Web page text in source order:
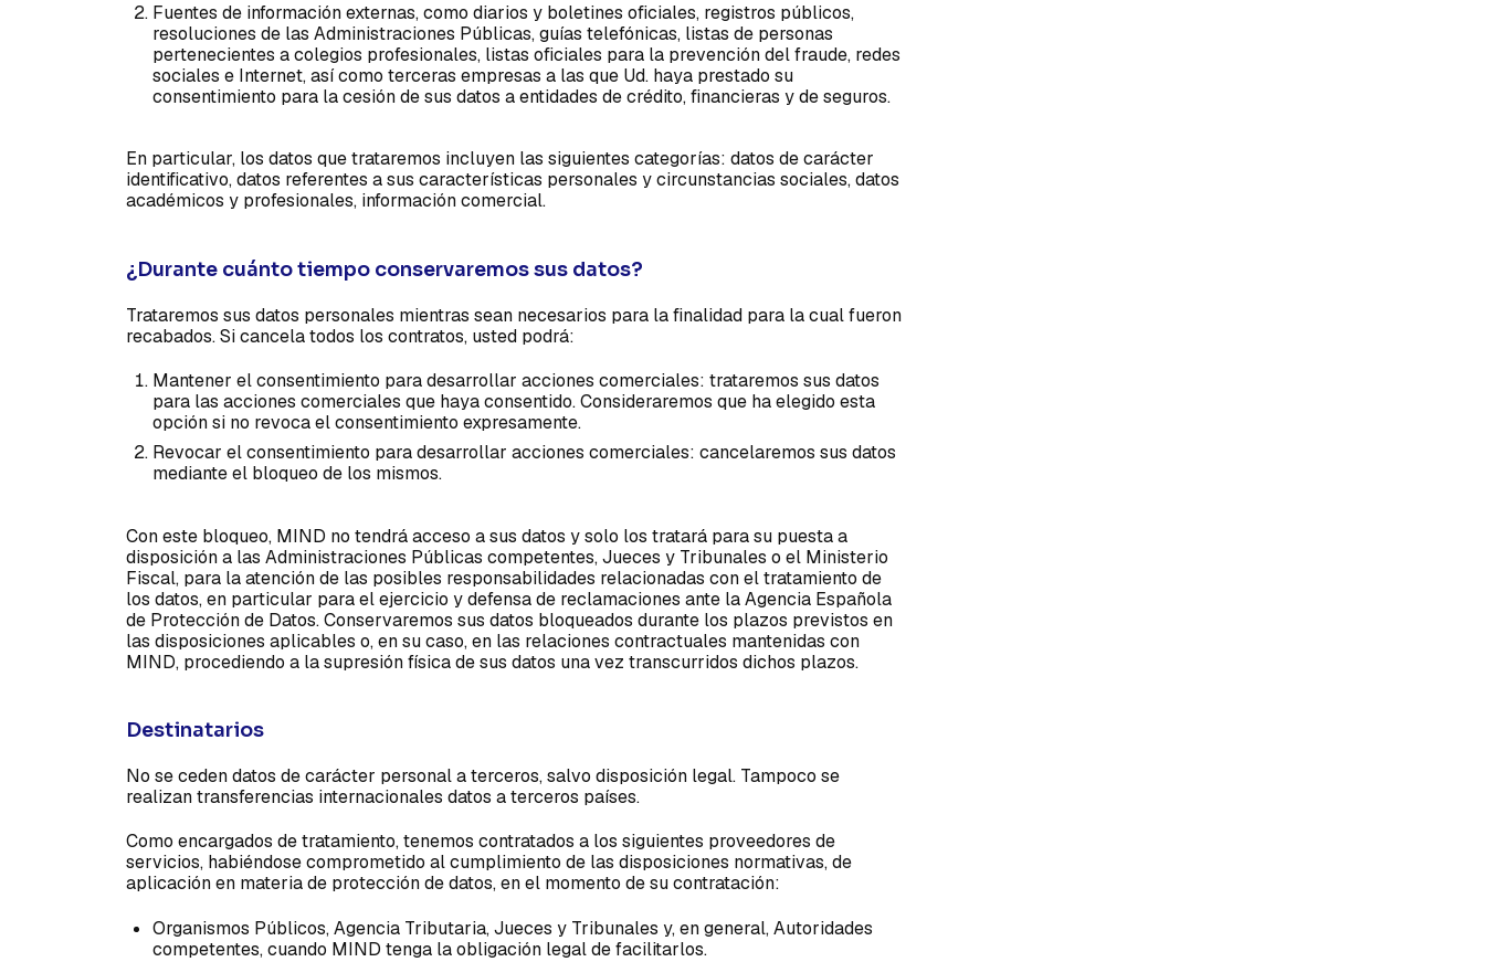
Fuentes de información externas, como diarios y boletines oficiales, registros públicos,
resoluciones de las Administraciones Públicas, guías telefónicas, listas de personas
pertenecientes a colegios profesionales, listas oficiales para la prevención del fraude, redes
sociales e Internet, así como terceras empresas a las que Ud. haya prestado su
consentimiento para la cesión de sus datos a entidades de crédito, financieras y de seguros.
En particular, los datos que trataremos incluyen las siguientes categorías: datos de carácter
identificativo, datos referentes a sus características personales y circunstancias sociales, datos
académicos y profesionales, información comercial.
¿Durante cuánto tiempo conservaremos sus datos?
Trataremos sus datos personales mientras sean necesarios para la finalidad para la cual fueron
recabados. Si cancela todos los contratos, usted podrá:
Mantener el consentimiento para desarrollar acciones comerciales: trataremos sus datos
para las acciones comerciales que haya consentido. Consideraremos que ha elegido esta
opción si no revoca el consentimiento expresamente.
Revocar el consentimiento para desarrollar acciones comerciales: cancelaremos sus datos
mediante el bloqueo de los mismos.
Con este bloqueo, MIND no tendrá acceso a sus datos y solo los tratará para su puesta a
disposición a las Administraciones Públicas competentes, Jueces y Tribunales o el Ministerio
Fiscal, para la atención de las posibles responsabilidades relacionadas con el tratamiento de
los datos, en particular para el ejercicio y defensa de reclamaciones ante la Agencia Española
de Protección de Datos. Conservaremos sus datos bloqueados durante los plazos previstos en
las disposiciones aplicables o, en su caso, en las relaciones contractuales mantenidas con
MIND, procediendo a la supresión física de sus datos una vez transcurridos dichos plazos.
Destinatarios
No se ceden datos de carácter personal a terceros, salvo disposición legal. Tampoco se
realizan transferencias internacionales datos a terceros países.
Como encargados de tratamiento, tenemos contratados a los siguientes proveedores de
servicios, habiéndose comprometido al cumplimiento de las disposiciones normativas, de
aplicación en materia de protección de datos, en el momento de su contratación:
Organismos Públicos, Agencia Tributaria, Jueces y Tribunales y, en general, Autoridades
competentes, cuando MIND tenga la obligación legal de facilitarlos.